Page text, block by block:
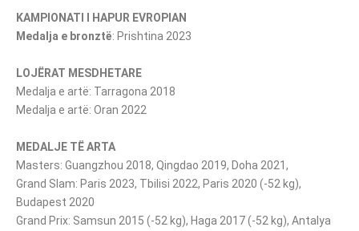
KAMPIONATI I HAPUR EVROPIAN
Medalja e bronztë: Prishtina 2023
LOJËRAT MESDHETARE
Medalja e artë: Tarragona 2018
Medalja e artë: Oran 2022
MEDALJE TË ARTA
Masters: Guangzhou 2018, Qingdao 2019, Doha 2021,
Grand Slam: Paris 2023, Tbilisi 2022, Paris 2020 (-52 kg),
Budapest 2020
Grand Prix: Samsun 2015 (-52 kg), Haga 2017 (-52 kg), Antalya